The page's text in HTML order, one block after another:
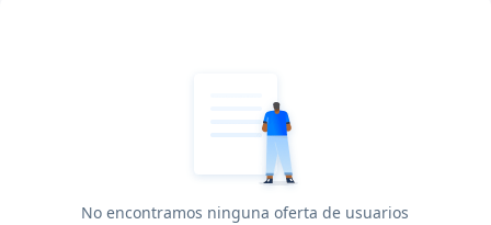
No encontramos ninguna oferta de usuarios